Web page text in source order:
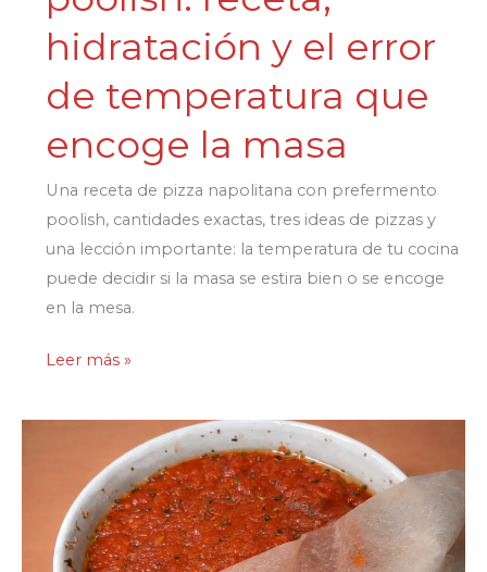
hidratación y el error
de temperatura que
encoge la masa
Una receta de pizza napolitana con prefermento
poolish, cantidades exactas, tres ideas de pizzas y
una lección importante: la temperatura de tu cocina
puede decidir si la masa se estira bien o se encoge
en la mesa.
Pizza
con
receta,
hidratación
el
Leer más »